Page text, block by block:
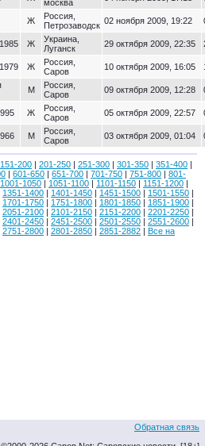
москва
Ж
Россия,
Петрозаводск 02 ноября 2009, 19:22
Ж
Украина,
Луганск
29 октября 2009, 22:35
Ж
Россия,
Саров
10 октября 2009, 16:05
М
Россия,
Саров
09 октября 2009, 12:28
Ж
Россия,
Саров
05 октября 2009, 22:57
М
Россия,
Саров
03 октября 2009, 01:04
151-200 | 201-250 | 251-300 | 301-350 | 351-400 |
| 601-650 | 651-700 | 701-750 | 751-800 | 801-
1001-1050 | 1051-1100 | 1101-1150 | 1151-1200 |
1351-1400 | 1401-1450 | 1451-1500 | 1501-1550 |
1701-1750 | 1751-1800 | 1801-1850 | 1851-1900 |
2051-2100 | 2101-2150 | 2151-2200 | 2201-2250 |
2401-2450 | 2451-2500 | 2501-2550 | 2551-2600 |
2751-2800 | 2801-2850 | 2851-2882 | Все на
Обратная связь